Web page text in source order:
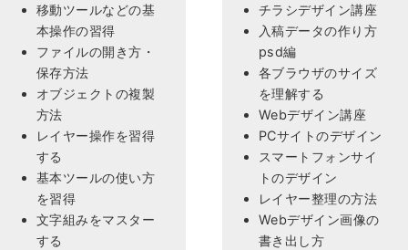
移動ツールなどの基
本操作の習得
ファイルの開き方・
保存方法
オブジェクトの複製
方法
レイヤー操作を習得
する
基本ツールの使い方
を習得
文字組みをマスター
する
チラシデザイン講座
入稿データの作り方
psd編
各ブラウザのサイズ
を理解する
Webデザイン講座
PCサイトのデザイン
スマートフォンサイ
トのデザイン
レイヤー整理の方法
Webデザイン画像の
書き出し方